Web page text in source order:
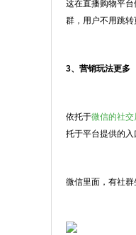
这在直播购物平
群，用户不用跳转
3、营销玩法更多
依托于微信的社
托于平台提供的入
微信里面，有社